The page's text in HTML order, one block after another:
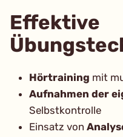
Effektive
Hörtraining mit
Aufnahmen der
Selbstkontrolle
Einsatz von